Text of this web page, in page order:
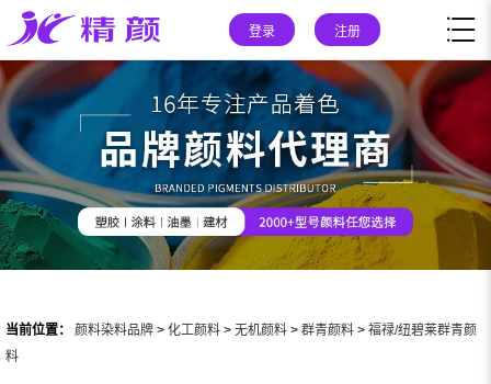
登录 注册
当前位置： 颜料染料品牌 > 化工颜料 > 无机颜料 > 群青颜料 > 福禄/纽碧莱群青颜
料